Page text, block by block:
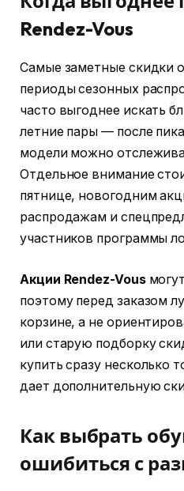
Rendez-Vous
Самые заметные скидки
периоды сезонных
часто выгоднее искать
летние пары — после
модели можно
Отдельное внимание
пятнице, новогодним
распродажам и
участников программы
Акции Rendez-Vous
поэтому перед заказом
корзине, а не
или старую подборку
купить сразу несколько
дает дополнительную
Как выбрать
ошибиться с